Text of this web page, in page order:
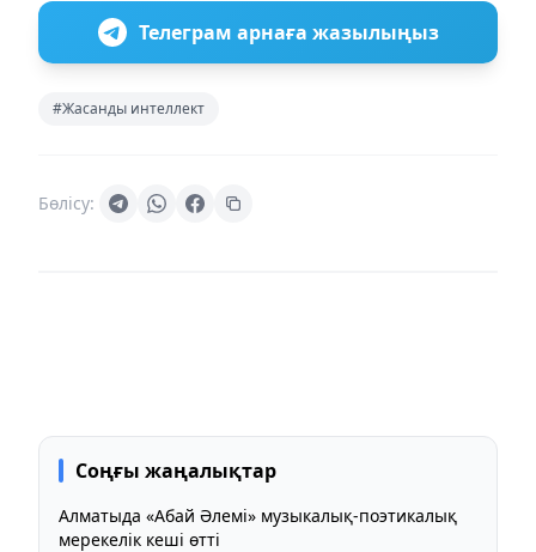
Телеграм арнаға жазылыңыз
#Жасанды интеллект
Бөлісу:
Соңғы жаңалықтар
Алматыда «Абай Әлемі» музыкалық-поэтикалық
мерекелік кеші өтті